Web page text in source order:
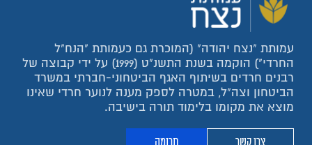
עמותת "נצח יהודה" (המוכרת גם כעמותת "הנח"ל
החרדי") הוקמה בשנת התשנ"ט (1999) על ידי קבוצה של
רבנים חרדים בשיתוף האגף הביטחוני-חברתי במשרד
הביטחון וצה"ל, במטרה לספק מענה לנוער חרדי שאינו
מוצא את מקומו בלימוד תורה בישיבה.
צרו קשר תרומה